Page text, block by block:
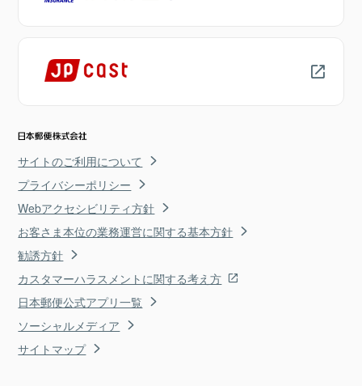
サイトのご利用について
プライバシーポリシー
Webアクセシビリティ方針
お客さま本位の業務運営に関する基本方針
勧誘方針
カスタマーハラスメントに関する考え方
日本郵便公式アプリ一覧
ソーシャルメディア
サイトマップ